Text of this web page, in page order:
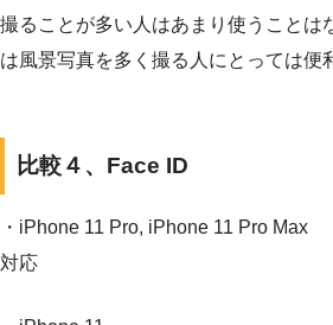
撮ることが多い人はあまり使うことは
は風景写真を多く撮る人にとっては便
比較４、Face ID
・iPhone 11 Pro, iPhone 11 Pro Max
対応